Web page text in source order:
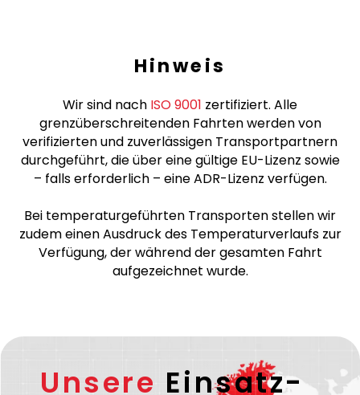
Hinweis
Wir sind nach ISO 9001 zertifiziert. Alle
grenzüberschreitenden Fahrten werden von
verifizierten und zuverlässigen Transportpartnern
durchgeführt, die über eine gültige EU-Lizenz sowie
– falls erforderlich – eine ADR-Lizenz verfügen.
Bei temperaturgeführten Transporten stellen wir
zudem einen Ausdruck des Temperaturverlaufs zur
Verfügung, der während der gesamten Fahrt
aufgezeichnet wurde.
Unsere Einsatz-